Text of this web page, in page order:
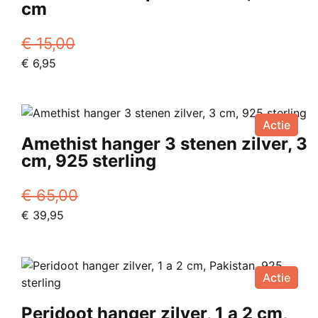
cm
€15,00
Oorspronkelijke
€ 15,00.
€ 6,95
€ 6,95.
Actie
Amethist hanger 3 stenen zilver, 3
cm, 925 sterling
€65,00
Oorspronkelijke
€ 65,00.
€ 39,95
€ 39,95.
Actie
Peridoot hanger zilver, 1 a 2 cm,